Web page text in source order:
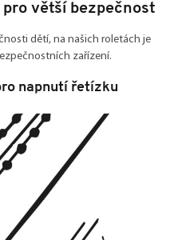
větší bezpečnost
dětí, na našich roletách je
zařízení.
napnutí řetízku